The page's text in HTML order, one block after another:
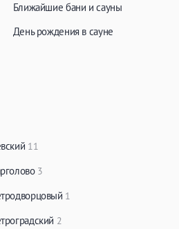
Ближайшие бани и сауны
День рождения в сауне
11
3
1
2